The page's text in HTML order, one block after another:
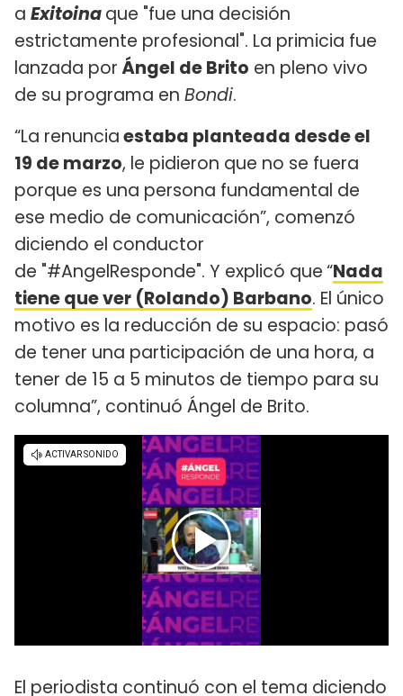
a Exitoinaque "fue una decisión
estrictamente profesional". La primicia fue
lanzada porÁngel de Brito en pleno vivo
de su programa en Bondi.
“La renunciaestaba planteada desde el
19 de marzo, le pidieron que no se fuera
porque es una persona fundamental de
ese medio de comunicación”, comenzó
diciendo el conductor
de "#AngelResponde". Y explicó que“Nada
tiene que ver (Rolando) Barbano. El único
motivo es la reducción de su espacio: pasó
de tener una participación de una hora, a
tener de 15 a 5 minutos de tiempo para su
columna”, continuó Ángel de Brito.
El periodista continuó con el tema diciendo